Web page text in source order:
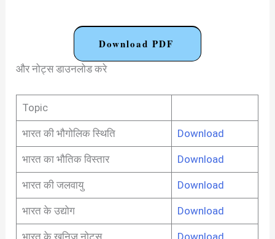
Download PDF
और नोट्स डाउनलोड करे
Topic
भारत की भौगोलिक स्थिति Download
भारत का भौतिक विस्तार Download
भारत की जलवायु Download
भारत के उद्योग Download
भारत के खनिज नोट्स Download